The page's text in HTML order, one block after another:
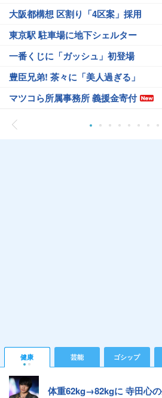
大阪都構想 区割り「4区案」採用
東京駅 駐車場に地下シェルター
一番くじに「ガッシュ」初登場
豊臣兄弟! 茶々に「美人過ぎる」
マツコら所属事務所 義援金寄付
健康 芸能 ゴシップ
体重62kg→82kgに 寺田心